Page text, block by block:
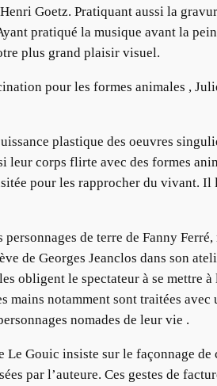
Goetz. Pratiquant aussi la
pratiqué la musique avant la
plus grand plaisir visuel.
pour les formes animales ,
plastique des oeuvres
leur corps flirte avec des formes
pour les rapprocher du vivant. Il
de terre de Fanny
de Georges Jeanclos dans son
obligent le spectateur à se mettre
notamment sont traitées avec
nomades de leur vie .
Gouic insiste sur le façonnage de
par l’auteure. Ces gestes de